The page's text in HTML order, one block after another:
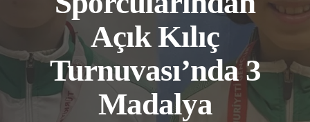
Açık Kılıç
Turnuvası’nda 3
Madalya